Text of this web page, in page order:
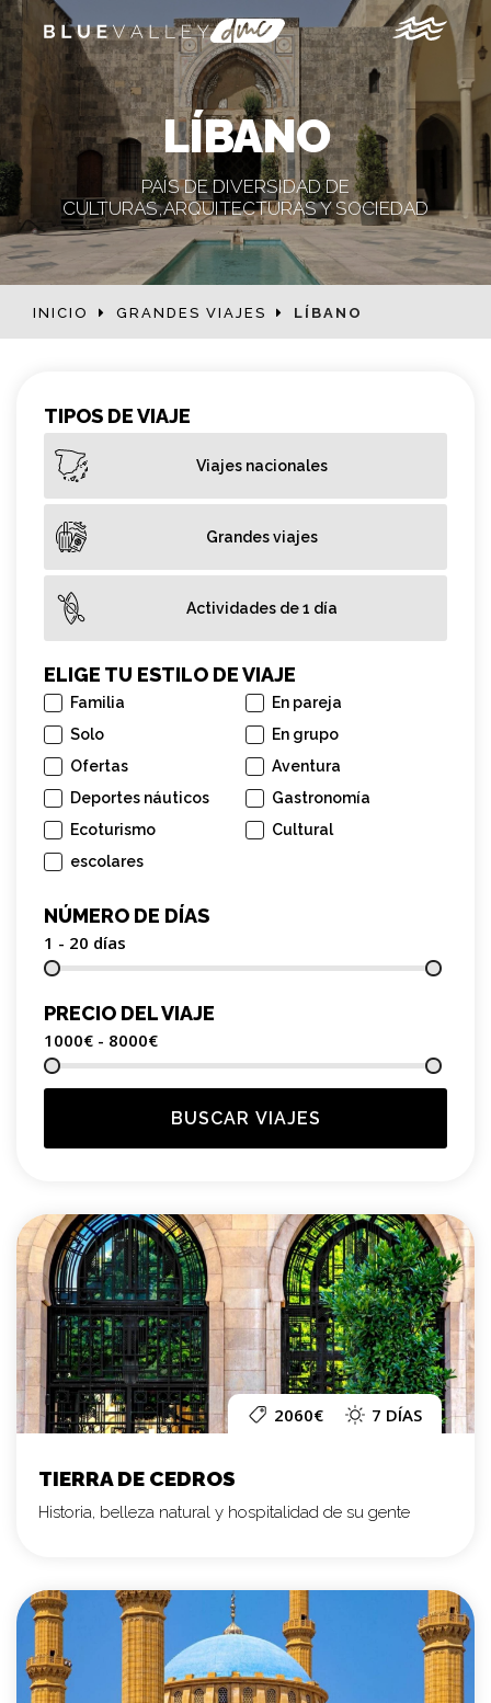
LÍBANO
PAÍS DE DIVERSIDAD DE
CULTURAS,ARQUITECTURAS Y SOCIEDAD
INICIO GRANDES VIAJES LÍBANO
TIPOS DE VIAJE
Viajes nacionales
Grandes viajes
Actividades de 1 día
ELIGE TU ESTILO DE VIAJE
Familia
En pareja
Solo
En grupo
Ofertas
Aventura
Deportes náuticos
Gastronomía
Ecoturismo
Cultural
escolares
NÚMERO DE DÍAS
1 - 20 días
PRECIO DEL VIAJE
1000€ - 8000€
BUSCAR VIAJES
2060€ 7 DÍAS
TIERRA DE CEDROS
Historia, belleza natural y hospitalidad de su gente